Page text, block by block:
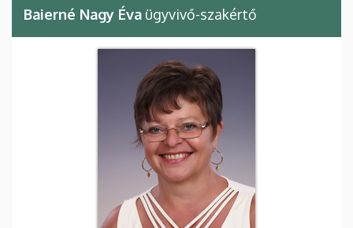
Baierné Nagy Éva ügyvivő-szakértő